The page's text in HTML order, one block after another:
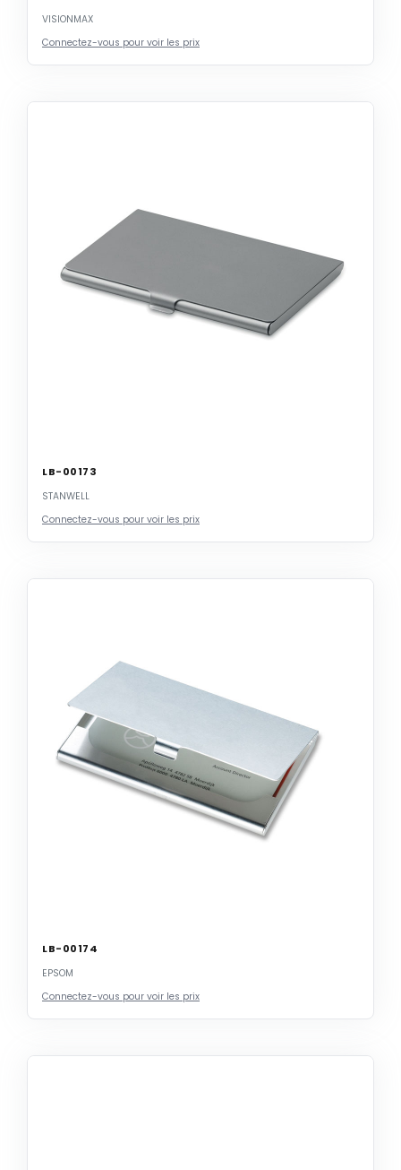
VISIONMAX
Connectez-vous pour voir les prix
LB-00173
STANWELL
Connectez-vous pour voir les prix
LB-00174
EPSOM
Connectez-vous pour voir les prix